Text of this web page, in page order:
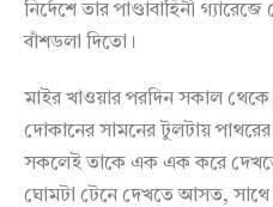
নির্দেশে তার পাণ্ডাবাহিনী
বাঁশডলা দিতো।
মাইর খাওয়ার পরদিন সকাল
দোকানের সামনের টুলটায়
সকলেই তাকে এক এক করে
ঘোমটা টেনে দেখতে আসত, সাথে